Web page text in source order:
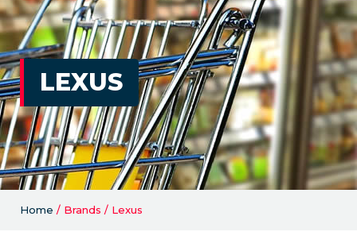
LEXUS
Home / Brands / Lexus